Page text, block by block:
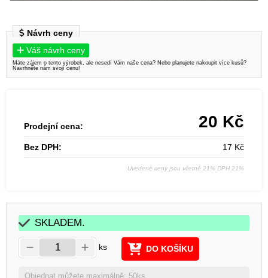
Návrh ceny
Váš návrh ceny
Máte zájem o tento výrobek, ale nesedí Vám naše cena? Nebo planujete nakoupit více kusů?
Navrhněte nám svojí cenu!
Prodejní cena: 20 Kč
Bez DPH: 17 Kč
Uvedené ceny jsou včetně 21% DPH 21%
SKLADEM.
ks DO KOŠÍKU
Objednat můžete maximálně: 50ks